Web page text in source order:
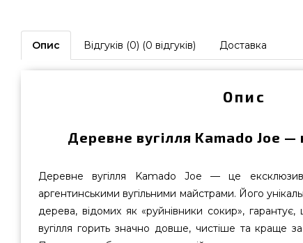
Опис Відгуків (0) (0 відгуків) Доставка
Опис
Деревне вугілля Kamado Joe —
Деревне вугілля Kamado Joe — це
аргентинськими вугільними майстрами. Його
дерева, відомих як «руйнівники сокир»,
вугілля горить значно довше, чистіше та краще